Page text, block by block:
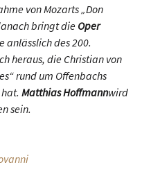
von Mozarts „Don
bringt die Oper
des 200.
heraus, die Christian von
rund um Offenbachs
Matthias Hoffmannwird
sein.